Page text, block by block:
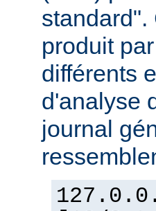
standard".
produit
différents
d'analyse
journal